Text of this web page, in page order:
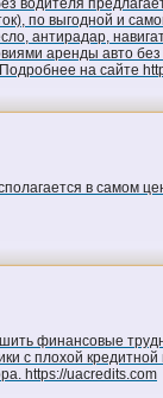
водителя
по выгодной и
антирадар,
аренды авто
на сайте
в самом
финансовые
с плохой
https://uacredits.com